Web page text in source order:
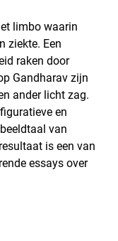
limbo waarin
ziekte. Een
raken door
Gandharav zijn
ander licht zag.
en
van
is een van
essays over